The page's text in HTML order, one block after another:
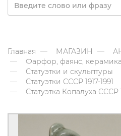
Главная МАГАЗИН
Фарфор, фаянс, керамика
Статуэтки и скульптуры
Статуэтки СССР 1917-1991
Статуэтка Копалуха СССР